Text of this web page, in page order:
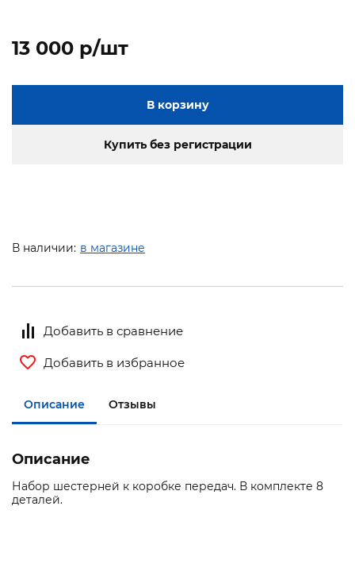
13 000 p/шт
В корзину
Купить без регистрации
В наличии: в магазине
Добавить в сравнение
Добавить в избранное
Описание Отзывы
Описание
Набор шестерней к коробке передач. В комплекте 8
деталей.